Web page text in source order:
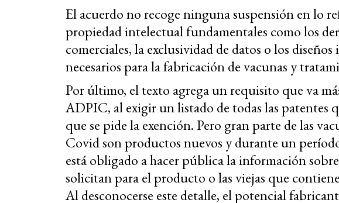
El acuerdo no recoge ninguna suspensión en lo
propiedad intelectual fundamentales como los
comerciales, la exclusividad de datos o los
necesarios para la fabricación de vacunas y
Por último, el texto agrega un requisito que va
ADPIC, al exigir un listado de todas las patentes
que se pide la exención. Pero gran parte de las
Covid son productos nuevos y durante un
está obligado a hacer pública la información
solicitan para el producto o las viejas que
Al desconocerse este detalle, el potencial